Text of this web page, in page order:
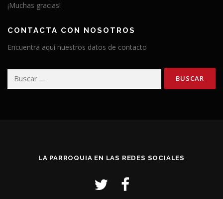
¡Muchas gracias!
CONTACTA CON NOSOTROS
Encuentra aquí nuestros datos de contacto
LA PARROQUIA EN LAS REDES SOCIALES